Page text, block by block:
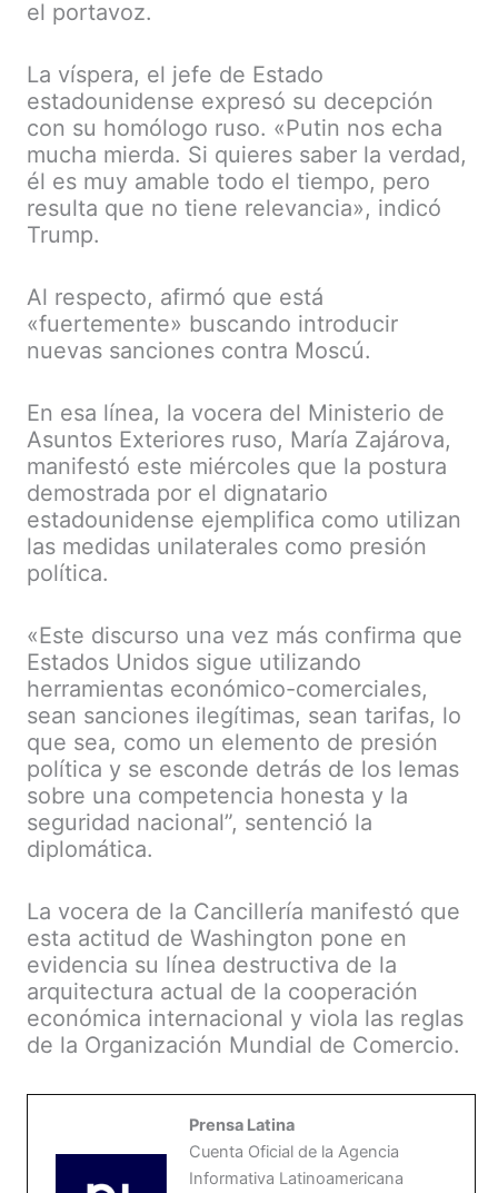
el portavoz.
La víspera, el jefe de Estado
estadounidense expresó su decepción
con su homólogo ruso. «Putin nos echa
mucha mierda. Si quieres saber la verdad,
él es muy amable todo el tiempo, pero
resulta que no tiene relevancia», indicó
Trump.
Al respecto, afirmó que está
«fuertemente» buscando introducir
nuevas sanciones contra Moscú.
En esa línea, la vocera del Ministerio de
Asuntos Exteriores ruso, María Zajárova,
manifestó este miércoles que la postura
demostrada por el dignatario
estadounidense ejemplifica como utilizan
las medidas unilaterales como presión
política.
«Este discurso una vez más confirma que
Estados Unidos sigue utilizando
herramientas económico-comerciales,
sean sanciones ilegítimas, sean tarifas, lo
que sea, como un elemento de presión
política y se esconde detrás de los lemas
sobre una competencia honesta y la
seguridad nacional”, sentenció la
diplomática.
La vocera de la Cancillería manifestó que
esta actitud de Washington pone en
evidencia su línea destructiva de la
arquitectura actual de la cooperación
económica internacional y viola las reglas
de la Organización Mundial de Comercio.
Prensa Latina
Cuenta Oficial de la Agencia
Informativa Latinoamericana